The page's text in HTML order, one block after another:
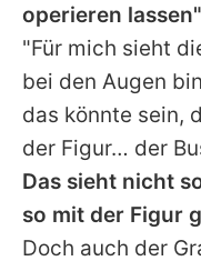
operieren lassen"
"Für mich sieht
bei den Augen
das könnte sein,
der Figur… der
Das sieht nicht
so mit der Figur
Doch auch der